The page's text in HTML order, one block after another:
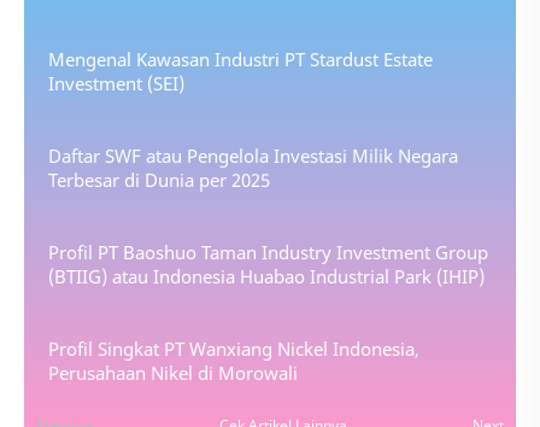
Mengenal Kawasan Industri PT Stardust Estate
Investment (SEI)
Daftar SWF atau Pengelola Investasi Milik Negara
Terbesar di Dunia per 2025
Profil PT Baoshuo Taman Industry Investment Group
(BTIIG) atau Indonesia Huabao Industrial Park (IHIP)
Profil Singkat PT Wanxiang Nickel Indonesia,
Perusahaan Nikel di Morowali